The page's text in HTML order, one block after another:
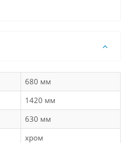
680 мм
1420 мм
630 мм
хром